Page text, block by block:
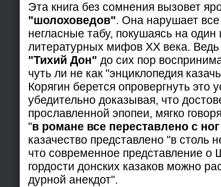
Эта книга без сомнения вызовет
"шолоховедов". Она нарушает
негласные табу, покушаясь на один
литературных мифов XX века. Ведь
"Тихий Дон" до сих пор
чуть ли не как "энциклопедия
Корягин берется опровергнуть это
убедительно доказывая, что
прославленной эпопеи, мягко
"в романе все переставлено с
казачество представлено "в столь
что современное представление о
гордости донских казаков можно
дурной анекдот".